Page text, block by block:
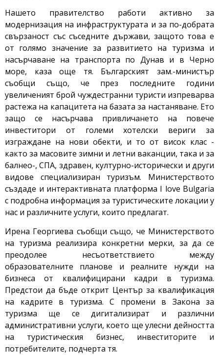
Нашето правителство работи активно за
модернизация на инфраструктурата и за по-добрата
свързаност със съседните държави, защото това е
от голямо значение за развитието на туризма и
насърчаване на транспорта по Дунав и в Черно
море, каза още тя. Българският зам.-министър
съобщи също, че през последните години
увеличеният брой чуждестранни туристи изпреварва
растежа на капацитета на базата за настаняване. Ето
защо се насърчава привличането на повече
инвеститори от големи хотелски вериги за
изграждане на нови обекти, и то от висок клас -
както за масовите зимни и летни ваканции, така и за
балнео-, СПА, здравен, културно-исторически и други
видове специализиран туризъм. Министерството
създаде и интерактивната платформа I love Bulgaria
с подробна информация за туристическите локации у
нас и различните услуги, които предлагат.
Ирена Георгиева съобщи също, че Министерството
на туризма реализира конкретни мерки, за да се
преодолее несъответствието между
образователните планове и реалните нужди на
бизнеса от квалифицирани кадри в туризма.
Предстои да бъде открит Център за квалификация
на кадрите в туризма. С промени в Закона за
туризма ще се дигитализират и различни
административни услуги, което ще улесни дейността
на туристическия бизнес, инвеститорите и
потребителите, подчерта тя.